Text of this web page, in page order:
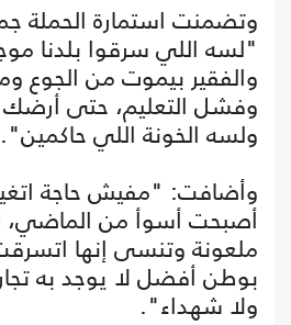
وتضمنت استمارة الحملة
"لسه اللي سرقوا بلدنا
والفقير بيموت من الجوع
وفشل التعليم، حتى أرضك
ولسه الخونة اللي حاكمين".
وأضافت: "مفيش حاجة
أصبحت أسوأ من الماضي،
ملعونة وتنسى إنها
بوطن أفضل لا يوجد به
ولا شهداء".